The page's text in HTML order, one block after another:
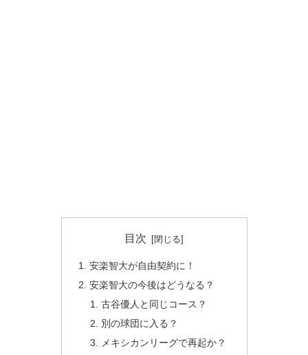
目次
安楽智大が自由契約に！
安楽智大の今後はどうなる？
古谷優人と同じコース？
別の球団に入る？
メキシカンリーグで再起か？